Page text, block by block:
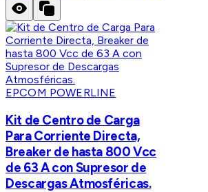
EPCOM POWERLINE
Kit de Centro de Carga
Para Corriente Directa,
Breaker de hasta 800 Vcc
de 63 A con Supresor de
Descargas Atmosféricas.